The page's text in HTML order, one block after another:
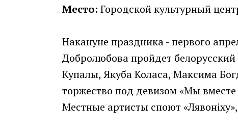
Место: Городской культурный
Накануне праздника - первого
Добролюбова пройдет
Купалы, Якуба Коласа, Максима
торжество под девизом «Мы
Местные артисты споют